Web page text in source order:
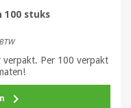
100 stuks
verpakt. Per 100 verpakt
keyboard_arrow_right